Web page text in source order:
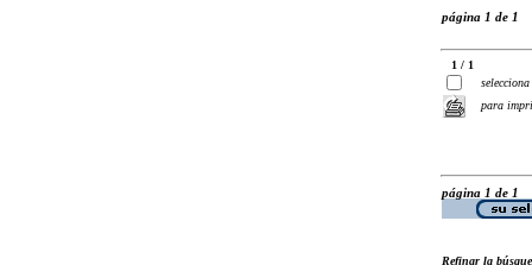
página 1 de 1
1 / 1
selecciona
para
página 1 de 1
Refinar la